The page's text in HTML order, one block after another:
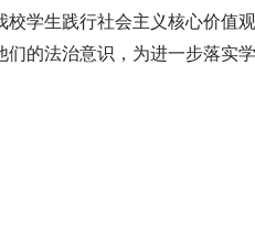
生践行社会主义核心价值观
们的法治意识，为进一步落实